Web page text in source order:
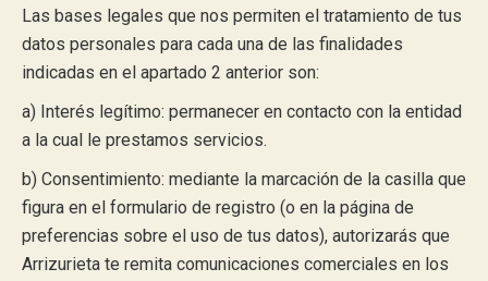
Las bases legales que nos permiten el tratamiento de tus
datos personales para cada una de las finalidades
indicadas en el apartado 2 anterior son:
a) Interés legítimo: permanecer en contacto con la entidad
a la cual le prestamos servicios.
b) Consentimiento: mediante la marcación de la casilla que
figura en el formulario de registro (o en la página de
preferencias sobre el uso de tus datos), autorizarás que
Arrizurieta te remita comunicaciones comerciales en los